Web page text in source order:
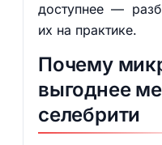
доступнее —
их на практике.
Почему
выгоднее
селебрити